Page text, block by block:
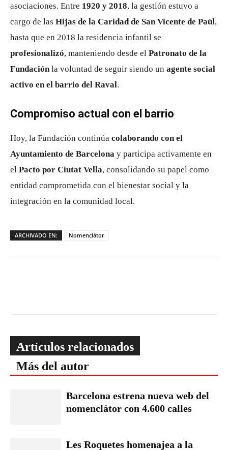
asociaciones. Entre 1920 y 2018, la gestión estuvo a
cargo de las Hijas de la Caridad de San Vicente de Paúl,
hasta que en 2018 la residencia infantil se
profesionalizó, manteniendo desde el Patronato de la
Fundación la voluntad de seguir siendo un agente social
activo en el barrio del Raval.
Compromiso actual con el barrio
Hoy, la Fundación continúa colaborando con el
Ayuntamiento de Barcelona y participa activamente en
el Pacto por Ciutat Vella, consolidando su papel como
entidad comprometida con el bienestar social y la
integración en la comunidad local.
ARCHIVADO EN: Nomenclátor
Artículos relacionados
Más del autor
Barcelona estrena nueva web del
nomenclátor con 4.600 calles
Les Roquetes homenajea a la